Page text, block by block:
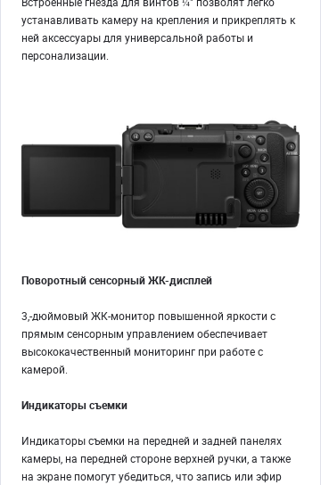
устанавливать камеру на крепления и прикреплять к
ней аксессуары для универсальной работы и
персонализации.
Поворотный сенсорный ЖК-дисплей
3,-дюймовый ЖК-монитор повышенной яркости с
прямым сенсорным управлением обеспечивает
высококачественный мониторинг при работе с
камерой.
Индикаторы съемки
Индикаторы съемки на передней и задней панелях
камеры, на передней стороне верхней ручки, а также
на экране помогут убедиться, что запись или эфир